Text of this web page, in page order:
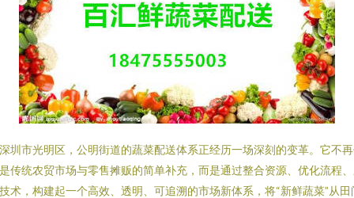
圳市光明区，公明街道的蔬菜配送体系正经历一场深刻的变革。它不
传统农贸市场与零售摊贩的简单补充，而是通过整合资源、优化流程
术，构建起一个高效、透明、可追溯的市场新体系，将“新鲜蔬菜”从田